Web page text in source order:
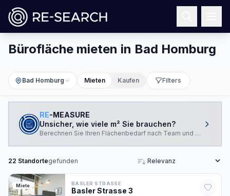
Bürofläche mieten in Bad Homburg
Bad Homburg Mieten Kaufen Filters
RE-MEASURE
Unsicher, wie viele m² Sie brauchen?
Berechnen Sie Ihren Flächenbedarf nach Team und
22 Standortegefunden Sortieren
Miete BASLER STRASSE
Basler Strasse 3